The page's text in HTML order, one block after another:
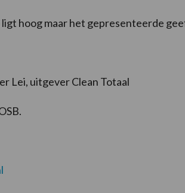
ligt hoog maar het gepresenteerde
Lei, uitgever Clean Totaal